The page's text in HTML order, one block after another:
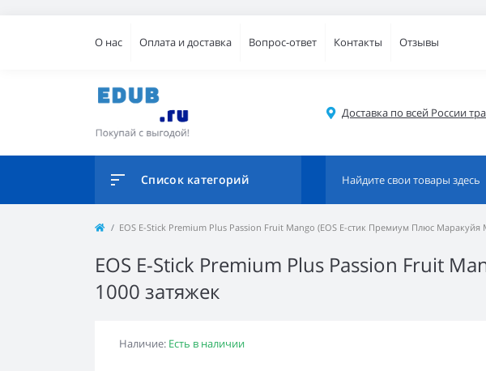
О нас Оплата и доставка Вопрос-ответ Контакты Отзывы
Доставка по всей России
Список категорий
EOS E-Stick Premium Plus Passion Fruit Mango (EOS Е-стик Премиум Плюс Маракуйя
EOS E-Stick Premium Plus Passion Fruit
1000 затяжек
Наличие: Есть в наличии